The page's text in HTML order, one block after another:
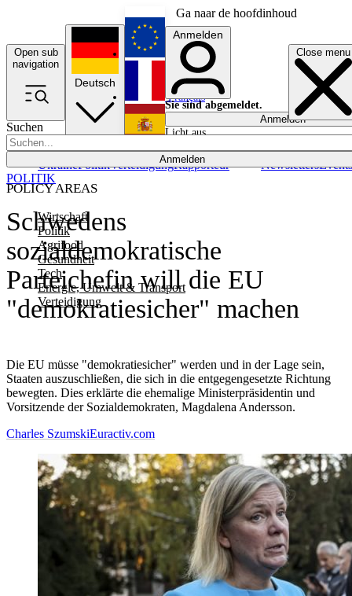
Ga naar de hoofdinhoud
Open sub
navigation
Close menu
Suchen
Anmelden
POLICY AREAS
Wirtschaft
Politik
Agrifood
Gesundheit
Tech
Energie, Umwelt & Transport
Verteidigung
UkrainePolitikVerteidigungRapporteur NewslettersEvents
Deutsch
English
Français
Anmelden
Sie sind abgemeldet.
Anmelden
Licht aus
Schwedens
sozialdemokratische
Parteichefin will die EU
"demokratiesicher" machen
Die EU müsse "demokratiesicher" werden und in der Lage sein,
Staaten auszuschließen, die sich in die entgegengesetzte Richtung
bewegten. Dies erklärte die ehemalige Ministerpräsidentin und
Vorsitzende der Sozialdemokraten, Magdalena Andersson.
POLITIK
Charles SzumskiEuractiv.com